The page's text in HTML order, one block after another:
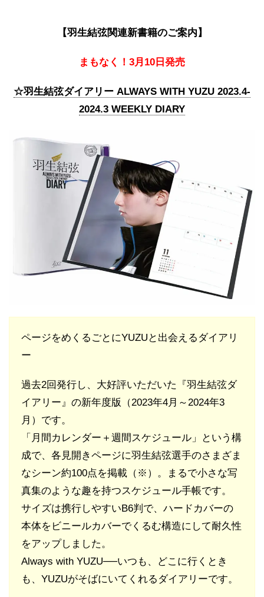
【羽生結弦関連新書籍のご案内】
まもなく！3月10日発売
☆羽生結弦ダイアリー ALWAYS WITH YUZU 2023.4-
2024.3 WEEKLY DIARY
ページをめくるごとにYUZUと出会えるダイアリ
ー
過去2回発行し、大好評いただいた『羽生結弦ダ
イアリー』の新年度版（2023年4月～2024年3
月）です。
「月間カレンダー＋週間スケジュール」という構
成で、各見開きページに羽生結弦選手のさまざま
なシーン約100点を掲載（※）。まるで小さな写
真集のような趣を持つスケジュール手帳です。
サイズは携行しやすいB6判で、ハードカバーの
本体をビニールカバーでくるむ構造にして耐久性
をアップしました。
Always with YUZU──いつも、どこに行くとき
も、YUZUがそばにいてくれるダイアリーです。